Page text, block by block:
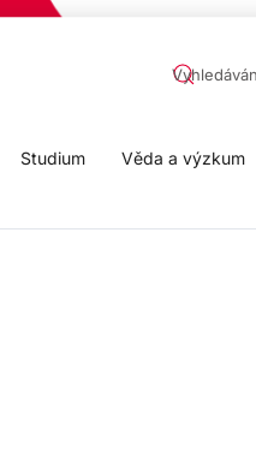
Studium Věda a výzkum